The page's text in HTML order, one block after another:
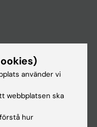
använder vi
webbplatsen ska
hur